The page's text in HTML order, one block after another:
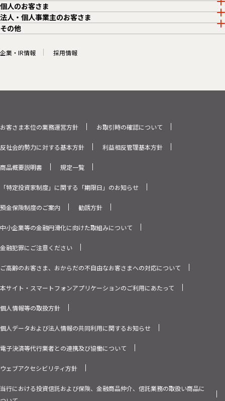
個人のお客さま
法人・個人事業主のお客さま
その他
企業・IR情報 採用情報
お客さま本位の業務運営方針 お取引時の確認について
反社会的勢力に対する基本方針 利益相反管理基本方針
商品概要説明書 規定一覧
「特定投資家制度」に関する「期限日」のお知らせ
預金保険制度のご案内 勧誘方針
中小企業等の金融円滑化に向けた取組みについて
金融犯罪にご注意ください
ご高齢のお客さま、おからだの不自由なお客さまへの対応について
本サイト・スマートフォンアプリケーションのご利用にあたって
個人情報等の取扱方針
個人データおよび法人情報の共同利用に関するお知らせ
電子決済等代行業者との連携及び協働について
ウェブアクセシビリティ方針
当行における投資信託および保険、金融商品仲介、信託業務の取扱い商品に